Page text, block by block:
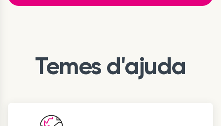
Temes d'ajuda